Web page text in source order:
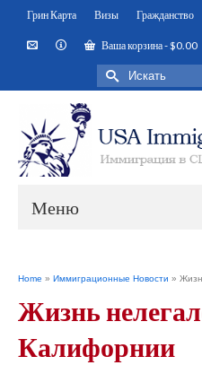
Грин Карта Визы Гражданство
Ваша корзина-$0.00
Искать:
Меню
Home » Иммиграционные Новости »
Жизнь
Калифорнии